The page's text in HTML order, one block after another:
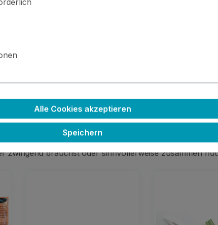
/ scharfe Kanten · 🚫🍴 Nicht essbar
zwingend brauchst oder sinnvollerweise zusammen
Alle Cookies akzeptieren
Speichern